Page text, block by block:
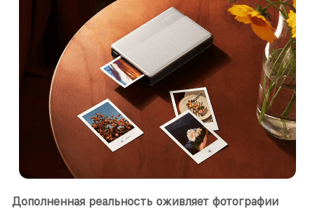
Дополненная реальность оживляет фотографии